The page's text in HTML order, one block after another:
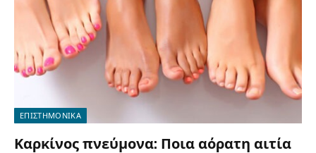
ΕΠΙΣΤΗΜΟΝΙΚΑ
Καρκίνος πνεύμονα: Ποια αόρατη αιτία